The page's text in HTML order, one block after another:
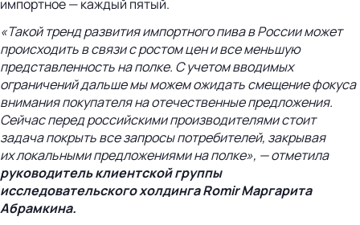
импортное — каждый пятый.
«Такой тренд развития импортного пива в России может
происходить в связи с ростом цен и все меньшую
представленность на полке. С учетом вводимых
ограничений дальше мы можем ожидать смещение фокуса
внимания покупателя на отечественные предложения.
Сейчас перед российскими производителями стоит
задача покрыть все запросы потребителей, закрывая
их локальными предложениями на полке», — отметила
руководитель клиентской группы
исследовательского холдинга Romir Маргарита
Абрамкина.